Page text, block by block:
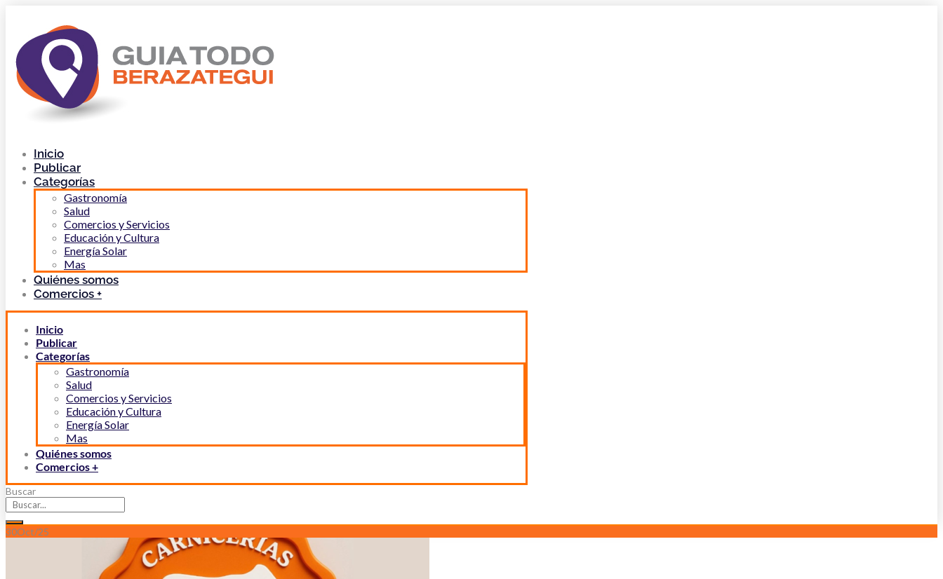
Inicio
Publicar
Categorías
Gastronomía
Salud
Comercios y Servicios
Educación y Cultura
Energía Solar
Mas
Quiénes somos
Comercios +
Inicio
Publicar
Categorías
Gastronomía
Salud
Comercios y Servicios
Educación y Cultura
Energía Solar
Mas
Quiénes somos
Comercios +
Buscar
30Oct/25